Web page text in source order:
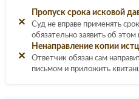
✕
Пропуск срока исковой
Суд не вправе применять
обязательно заявить об
✕
Ненаправление копии
Ответчик обязан сам
письмом и приложить